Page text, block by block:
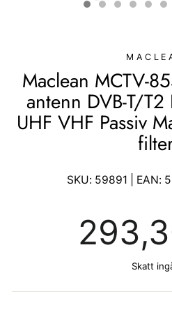
Maclean MCTV-
antenn DVB-T/
UHF VHF Passiv
SKU: 59891 | EAN:
pris
Skatt